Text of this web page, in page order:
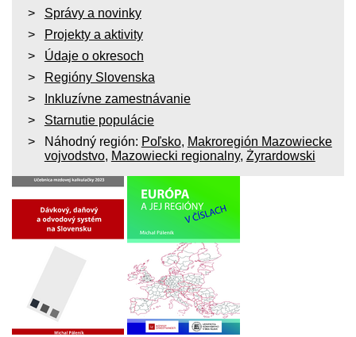
Správy a novinky
Projekty a aktivity
Údaje o okresoch
Regióny Slovenska
Inkluzívne zamestnávanie
Starnutie populácie
Náhodný región: Poľsko, Makroregión Mazowiecke
vojvodstvo, Mazowiecki regionalny, Żyrardowski